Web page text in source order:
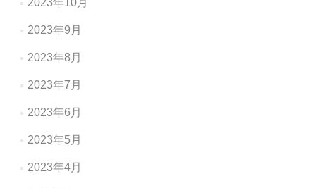
2023年10月
2023年9月
2023年8月
2023年7月
2023年6月
2023年5月
2023年4月